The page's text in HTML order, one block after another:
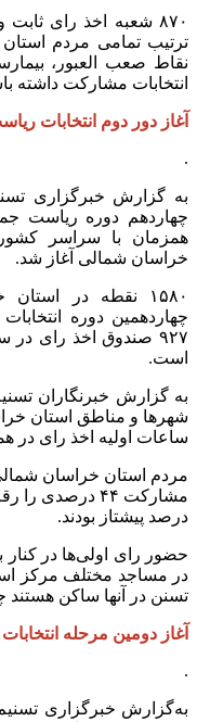
۸۷۰ شعبه اخذ رای
ترتیب تمامی مردم
نقاط صعب العبور،
انتخابات مشارکت داشته
آغاز دور دوم انتخابات
.
به گزارش خبرگزاری
همزمان با سراسر
خراسان شمالی آغاز شد.
۱۵۸۰ نقطه در
چهاردهمین دوره
۹۲۷ صندوق اخذ رای
است.
به گزارش خبرنگاران
شهرها و مناطق استان
ساعات اولیه اخذ رای در
مردم استان خراسان
درصد پیشتاز بودند.
حضور رای اولی‌ها در کنار
در مساجد مختلف مرکز
تسنن در آنها ساکن
آغاز دومین مرحله
.